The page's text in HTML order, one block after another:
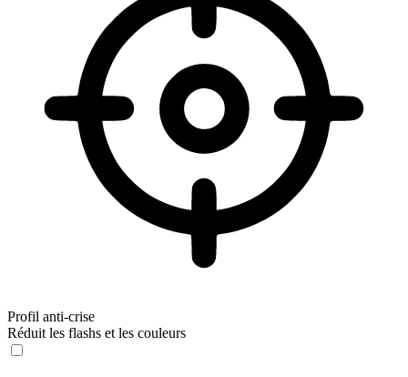
Profil anti-crise
Réduit les flashs et les couleurs